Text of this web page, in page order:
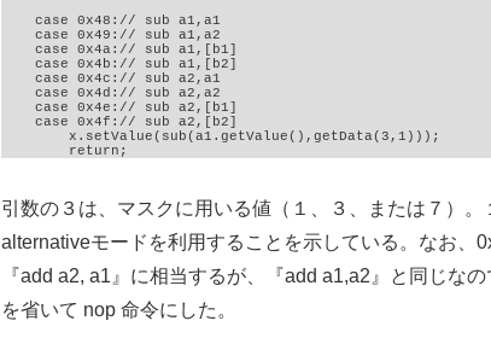
case 0x48:// sub a1,a1
case 0x49:// sub a1,a2
case 0x4a:// sub a1,[b1]
case 0x4b:// sub a1,[b2]
case 0x4c:// sub a2,a1
case 0x4d:// sub a2,a2
case 0x4e:// sub a2,[b1]
case 0x4f:// sub a2,[b2]
x.setValue(sub(a1.getValue(),getData(3,1)));
return;
引数の３は、マスクに用いる値（１、３、または７）。
alternativeモードを利用することを示している。なお、
『add a2, a1』に相当するが、『add a1,a2』と同じな
を省いて nop 命令にした。